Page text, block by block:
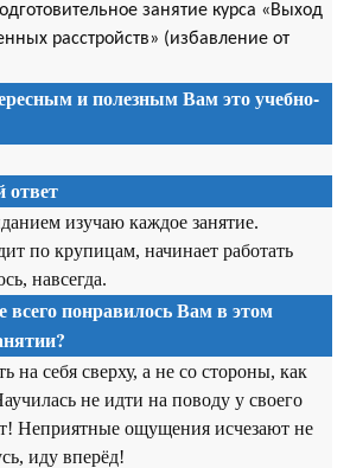
занятие курса «Выход
расстройств» (избавление от
и полезным Вам это учебно-
ответ
изучаю каждое занятие.
по крупицам, начинает работать
навсегда.
понравилось Вам в этом
на себя сверху, а не со стороны, как
не идти на поводу у своего
Неприятные ощущения исчезают не
иду вперёд!